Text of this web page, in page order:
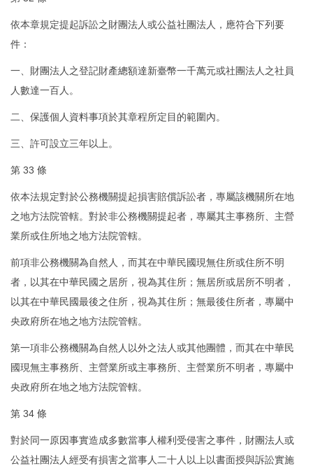
依本章規定提起訴訟之財團法人或公益社團法人，應符合下列要
件：
一、財團法人之登記財產總額達新臺幣一千萬元或社團法人之社員
人數達一百人。
二、保護個人資料事項於其章程所定目的範圍內。
三、許可設立三年以上。
第 33 條
依本法規定對於公務機關提起損害賠償訴訟者，專屬該機關所在地
之地方法院管轄。對於非公務機關提起者，專屬其主事務所、主營
業所或住所地之地方法院管轄。
前項非公務機關為自然人，而其在中華民國現無住所或住所不明
者，以其在中華民國之居所，視為其住所；無居所或居所不明者，
以其在中華民國最後之住所，視為其住所；無最後住所者，專屬中
央政府所在地之地方法院管轄。
第一項非公務機關為自然人以外之法人或其他團體，而其在中華民
國現無主事務所、主營業所或主事務所、主營業所不明者，專屬中
央政府所在地之地方法院管轄。
第 34 條
對於同一原因事實造成多數當事人權利受侵害之事件，財團法人或
公益社團法人經受有損害之當事人二十人以上以書面授與訴訟實施